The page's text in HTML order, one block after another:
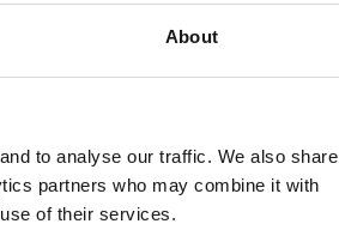
About
to analyse our traffic. We also share
partners who may combine it with
of their services.